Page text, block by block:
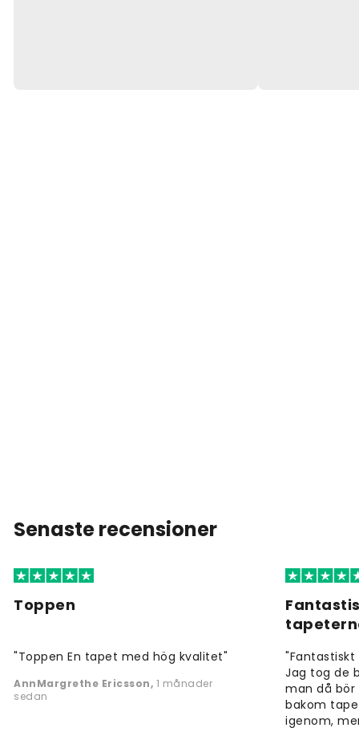
Senaste recensioner
Toppen
"Toppen En tapet med hög kvalitet"
AnnMargrethe Ericsson, 1 månader
sedan
Jag tog de
man då bör
bakom
igenom,